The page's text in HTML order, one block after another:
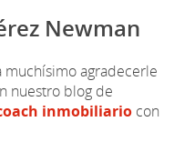
Newman
muchísimo agradecerle
nuestro blog de
inmobiliario con